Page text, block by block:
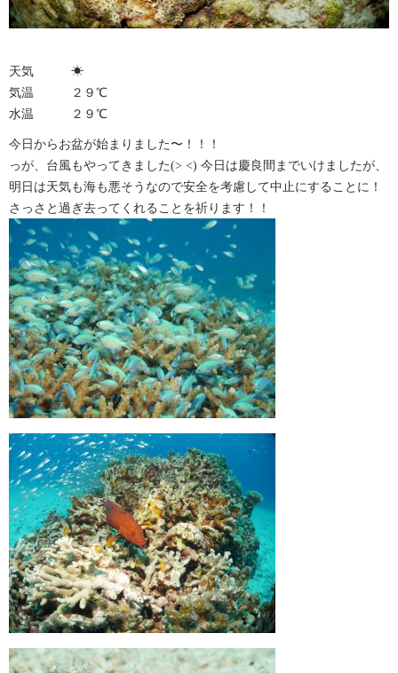
天気 ☀︎
気温 ２９℃
水温 ２９℃
今日からお盆が始まりました〜！！！
っが、台風もやってきました(> <) 今日は慶良間までいけましたが、
明日は天気も海も悪そうなので安全を考慮して中止にすることに！
さっさと過ぎ去ってくれることを祈ります！！